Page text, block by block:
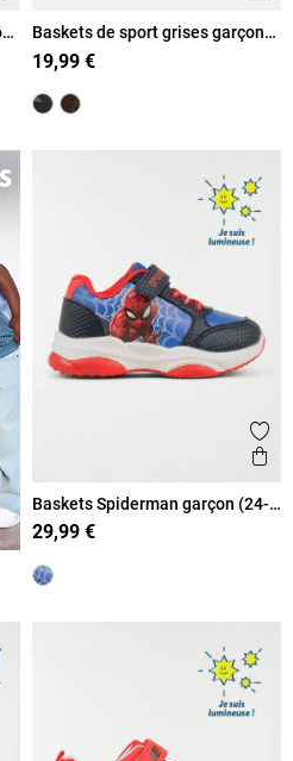
Baskets de sport grises garçon
(24-30)
19,99 €
Baskets Spiderman garçon (24-
30)
29,99 €